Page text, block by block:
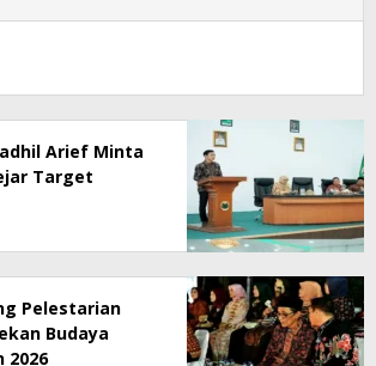
Arief Minta
Target
Pelestarian
Budaya
2026